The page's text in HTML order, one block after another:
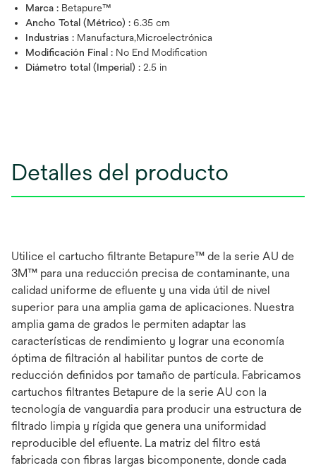
Marca : Betapure™
Ancho Total (Métrico) : 6.35 cm
Industrias : Manufactura,Microelectrónica
Modificación Final : No End Modification
Diámetro total (Imperial) : 2.5 in
Detalles del producto
Utilice el cartucho filtrante Betapure™ de la serie AU de
3M™ para una reducción precisa de contaminante, una
calidad uniforme de efluente y una vida útil de nivel
superior para una amplia gama de aplicaciones. Nuestra
amplia gama de grados le permiten adaptar las
características de rendimiento y lograr una economía
óptima de filtración al habilitar puntos de corte de
reducción definidos por tamaño de partícula. Fabricamos
cartuchos filtrantes Betapure de la serie AU con la
tecnología de vanguardia para producir una estructura de
filtrado limpia y rígida que genera una uniformidad
reproducible del efluente. La matriz del filtro está
fabricada con fibras largas bicomponente, donde cada